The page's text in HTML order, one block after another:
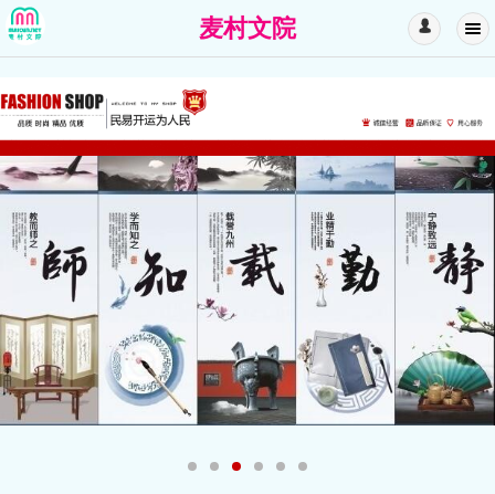
麦村文院 󰄭